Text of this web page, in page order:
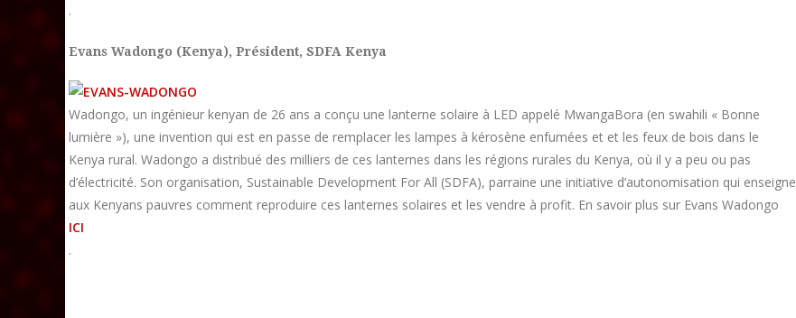
.
Evans Wadongo (Kenya), Président, SDFA Kenya
Wadongo, un ingénieur kenyan de 26 ans a conçu une lanterne solaire à LED appelé MwangaBora (en swahili « Bonne
lumière »), une invention qui est en passe de remplacer les lampes à kérosène enfumées et et les feux de bois dans le
Kenya rural. Wadongo a distribué des milliers de ces lanternes dans les régions rurales du Kenya, où il y a peu ou pas
d’électricité. Son organisation, Sustainable Development For All (SDFA), parraine une initiative d’autonomisation qui enseigne
aux Kenyans pauvres comment reproduire ces lanternes solaires et les vendre à profit. En savoir plus sur Evans Wadongo
ICI
.